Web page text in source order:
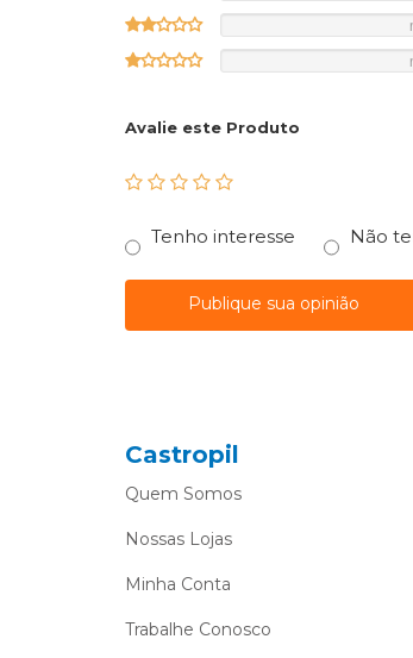
Avalie este Produto
Tenho interesse Não
Publique sua opinião
Castropil
Quem Somos
Nossas Lojas
Minha Conta
Trabalhe Conosco